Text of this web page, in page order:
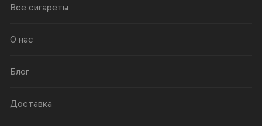
Все сигареты
О нас
Блог
Доставка